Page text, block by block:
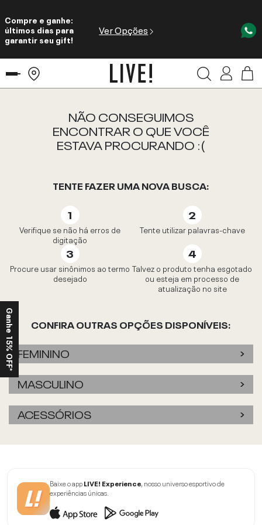
Compre e ganhe:
últimos dias para
garantir seu gift!
Ver Opções
NÃO CONSEGUIMOS
ENCONTRAR O QUE VOCÊ
ESTAVA PROCURANDO :(
TENTE FAZER UMA NOVA BUSCA:
Verifique se não há erros de
digitação
Tente utilizar palavras-chave
Procure usar sinônimos ao termo
desejado
Talvez o produto tenha esgotado
ou esteja em processo de
atualização no site
CONFIRA OUTRAS OPÇÕES DISPONÍVEIS:
FEMININO
MASCULINO
ACESSÓRIOS
Baixe o appLIVE! Experience, nosso universo esportivo de
experiências únicas.
Ganhe 15% OFF*